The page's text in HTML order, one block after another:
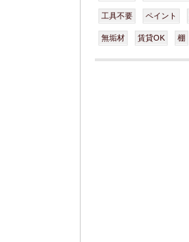
工具不要 ペイント
無垢材 賃貸OK 棚